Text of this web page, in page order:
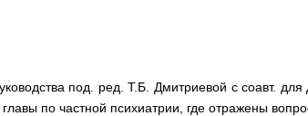
под. ред. Т.Б. Дмитриевой с соавт.
по частной психиатрии, где отражены